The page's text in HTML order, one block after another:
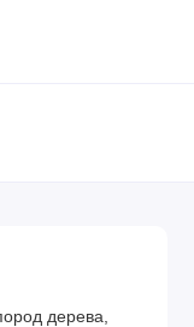
дерева,